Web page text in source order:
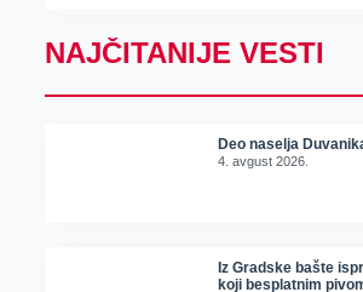
NAJČITANIJE VESTI
Deo naselja
4. avgust 2026.
Iz Gradske bašte
koji besplatnim